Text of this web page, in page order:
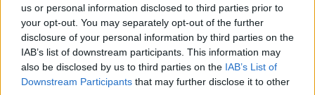
us or personal information disclosed to third parties prior to
your opt-out. You may separately opt-out of the further
disclosure of your personal information by third parties on the
IAB’s list of downstream participants. This information may
also be disclosed by us to third parties on the IAB’s List of
Downstream Participants that may further disclose it to other
Ad aggravare i timori dei lavoratori, oltre al ritardo sul pagamento
degli stipendi c'erano la recente cessione a TelNet e lo
spezzatino' delle società collegate a Tim seguito alla vendita della
rete di quest’ultima al fondo americano Kkr.
All’incontro hanno partecipato anche alcuni sindaci e amministratori
comunali e provinciali dei territori in cui sono attivi i presidi produttivi